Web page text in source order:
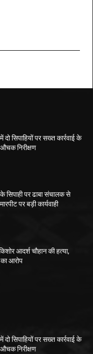
सिपाहियों पर सख्त कार्रवाई के
निरीक्षण
सिपाही पर ढाबा संचालक से
पर बड़ी कार्यवाही
आदर्श चौहान की हत्या,
का आरोप
सिपाहियों पर सख्त कार्रवाई के
निरीक्षण